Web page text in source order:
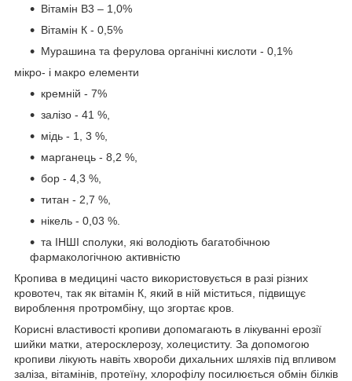
Вітамін В3 – 1,0%
Вітамін К - 0,5%
Мурашина та ферулова органічні кислоти - 0,1%
мікро- і макро елементи
кремній - 7%
залізо - 41 %,
мідь - 1, 3 %,
марганець - 8,2 %,
бор - 4,3 %,
титан - 2,7 %,
нікель - 0,03 %.
та ІНШІ сполуки, які володіють багатобічною
фармакологічною активністю
Кропива в медицині часто використовується в разі різних
кровотеч, так як вітамін К, який в ній міститься, підвищує
вироблення протромбіну, що згортає кров.
Корисні властивості кропиви допомагають в лікуванні ерозії
шийки матки, атеросклерозу, холециститу. За допомогою
кропиви лікують навіть хвороби дихальних шляхів під впливом
заліза, вітамінів, протеїну, хлорофілу посилюється обмін білків